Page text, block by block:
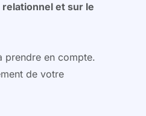
relationnel et sur le
prendre en compte.
de votre